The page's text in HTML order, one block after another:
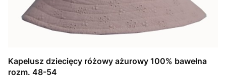
Kapelusz dziecięcy różowy ażurowy 100% bawełna
rozm. 48-54